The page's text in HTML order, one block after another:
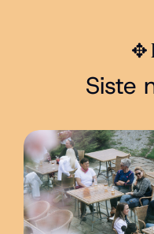
✥
Siste